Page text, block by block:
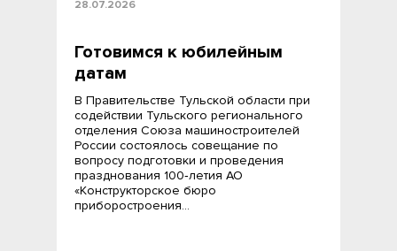
28.07.2026
Готовимся к юбилейным
датам
В Правительстве Тульской области при
содействии Тульского регионального
отделения Союза машиностроителей
России состоялось совещание по
вопросу подготовки и проведения
празднования 100‑летия АО
«Конструкторское бюро
приборостроения…